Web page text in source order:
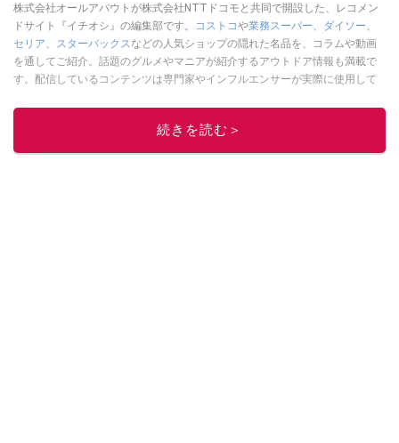
株式会社オールアバウトが株式会社NTTドコモと共同で開設した、レコメン
ドサイト『イチオシ』の編集部です。
コストコや業務スーパー ダイソー
セリア
スターバックス などの人気ショップの隠れた名品を、コラムや動画
を通してご紹介。話題のグルメやマニアが紹介するアウトドア情報も満載で
す。配信しているコンテンツは専門家やインフルエンサーが実際に使用して
ニュースでフォロー
続きを読む＞